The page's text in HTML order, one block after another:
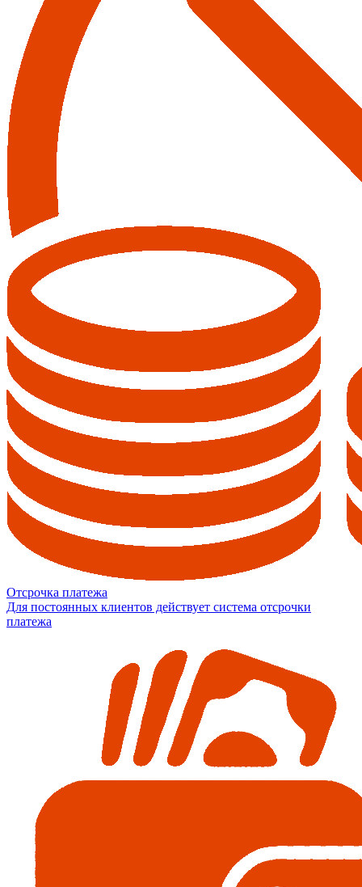
Отсрочка платежа
Для постоянных клиентов действует система отсрочки
платежа